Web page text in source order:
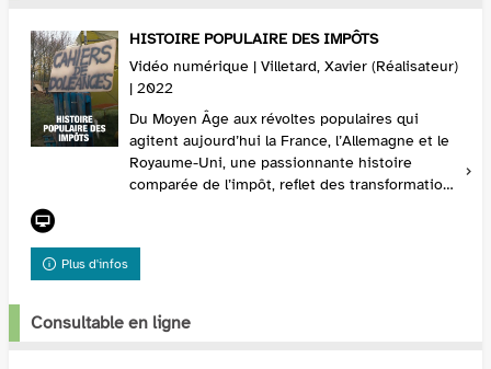
HISTOIRE POPULAIRE DES IMPÔTS
Vidéo numérique | Villetard, Xavier (Réalisateur)
| 2022
Du Moyen Âge aux révoltes populaires qui
agitent aujourd’hui la France, l’Allemagne et le
Royaume-Uni, une passionnante histoire
comparée de l’impôt, reflet des transformations
Plus d'infos
Consultable en ligne